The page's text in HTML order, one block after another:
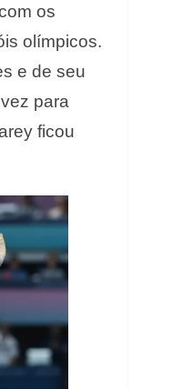
os
olímpicos.
e de seu
para
ficou